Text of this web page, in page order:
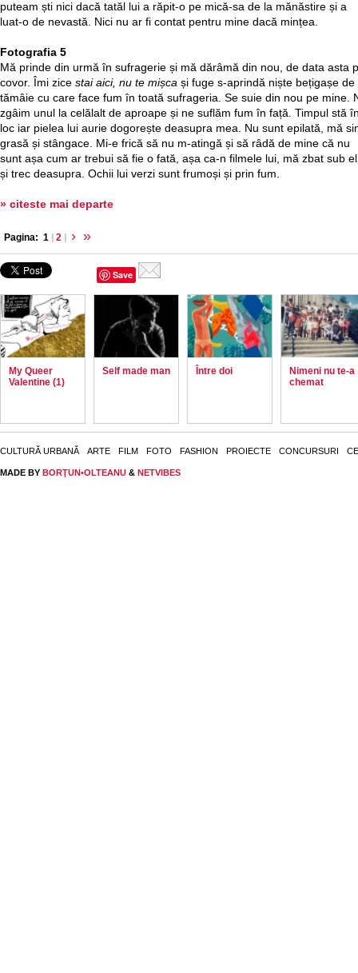
puteam ști nici dacă tatăl lui a răpit-o pe mică-sa de la mănăstire și a
luat-o de nevastă. Nici nu ar fi contat pentru mine dacă mințea.
Fotografia 5
Mă prinde din urmă în sufragerie și mă dărâmă din nou, de data asta
covor. Îmi zice stai aici, nu te mișca și fuge s-aprindă niște bețigașe de
tămâie cu care face fum în toată sufrageria. Se suie din nou pe mine.
zgâim unul la celălalt de aproape și ne suflăm fum în față. Timpul stă
loc iar pielea lui aurie dogorește deasupra mea. Nu sunt epilată, mă
grasă și stângace. Mi-e frică să nu m-atingă și să râdă de mine că nu
sunt așa cum ar trebui să fie o fată, așa ca-n filmele lui, mă zbat sub el
și trec deasupra. Ochii lui verzi sunt frumoși și prin fum.
» citeste mai departe
Pagina: 1 2 › »
Save
My Queer
Valentine (1)
Self made man Între doi
Nimeni nu te-a
chemat
CULTURĂ URBANĂ ARTE FILM FOTO FASHION PROIECTE CONCURSURI
MADE BY BORŢUN•OLTEANU & NETVIBES